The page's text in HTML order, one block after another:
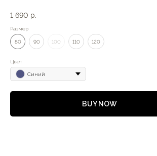
1 690 р.
Размер
80 90 100 110 120
Цвет
Синий
BUY NOW